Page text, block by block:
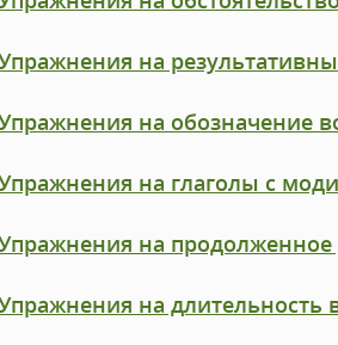
на
на обозначение
на глаголы с
на продолженное
на длительность